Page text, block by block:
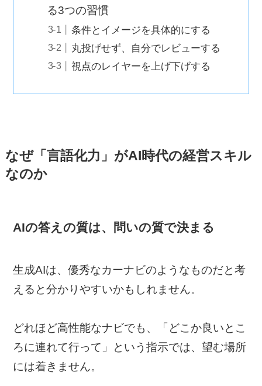
る3つの習慣
条件とイメージを具体的にする
丸投げせず、自分でレビューする
視点のレイヤーを上げ下げする
なぜ「言語化力」がAI時代の経営スキル
なのか
AIの答えの質は、問いの質で決まる
生成AIは、優秀なカーナビのようなものだと考
えると分かりやすいかもしれません。
どれほど高性能なナビでも、「どこか良いとこ
ろに連れて行って」という指示では、望む場所
には着きません。